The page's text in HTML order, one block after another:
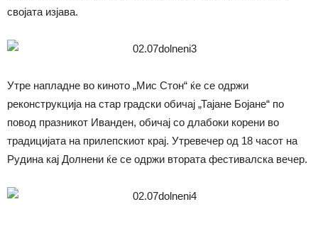
својата изјава.
Утре напладне во киното „Мис Стон“ ќе се одржи
реконструкција на стар градски обичај „Тајане Бојане“ по
повод празникот Иванден, обичај со длабоки корени во
традицијата на прилепскиот крај. Утревечер од 18 часот на
Рудина кај Долнени ќе се одржи втората фестивалска вечер.